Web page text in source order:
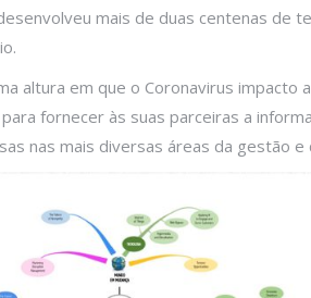
mais de duas centenas de
altura em que o Coronavirus impacto
fornecer às suas parceiras a
nas mais diversas áreas da gestão e